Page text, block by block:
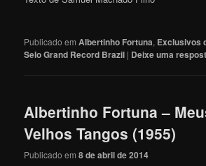
Publicado em Albertinho Fortuna, Exclusivos
Selo Grand Record Brazil | Deixe uma
Albertinho Fortuna –
Velhos Tangos (1955)
Publicado em8 de abril de 2014